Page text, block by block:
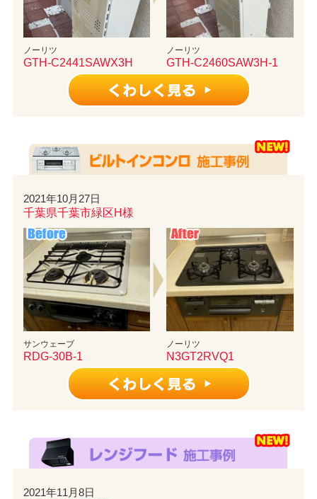
ノーリツ
GTH-C2441SAWX3H
ノーリツ
GTH-C2460SAW3H-1
2021年10月27日
千葉県千葉市緑区H様
サンウェーブ
RDG-30B-1
ノーリツ
N3GT2RVQ1
2021年11月8日